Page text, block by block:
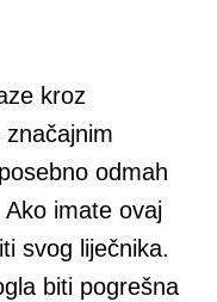
kroz
odmah
imate ovaj
svog liječnika.
biti pogrešna